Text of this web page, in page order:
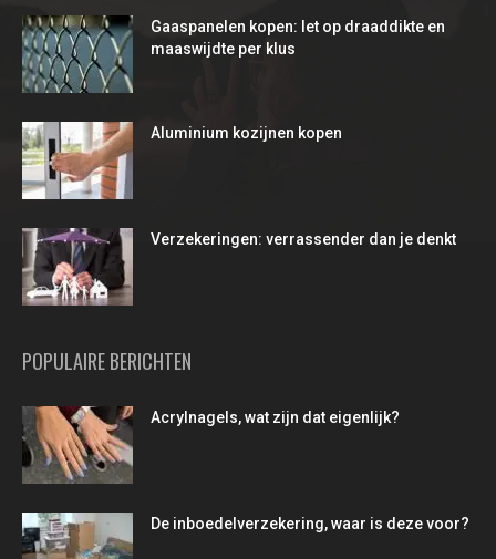
Gaaspanelen kopen: let op draaddikte en
maaswijdte per klus
Aluminium kozijnen kopen
Verzekeringen: verrassender dan je denkt
POPULAIRE BERICHTEN
Acrylnagels, wat zijn dat eigenlijk?
De inboedelverzekering, waar is deze voor?